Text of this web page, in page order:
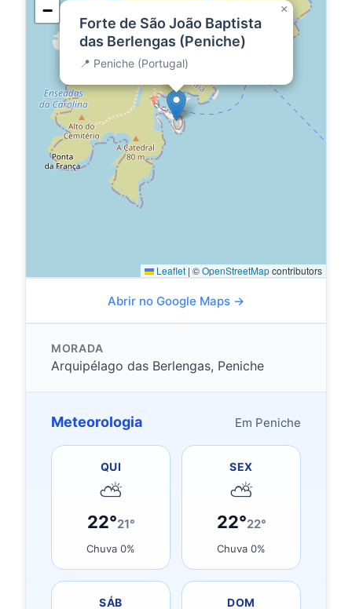
Forte de São João Baptista
das Berlengas (Peniche)
📍 Peniche (Portugal)
×
−
Leaflet | ©OpenStreetMapcontributors
Abrir no Google Maps →
MORADA
Arquipélago das Berlengas, Peniche
Meteorologia Em Peniche
QUI
⛅
22°21°
Chuva 0%
SEX
⛅
22°22°
Chuva 0%
SÁB DOM